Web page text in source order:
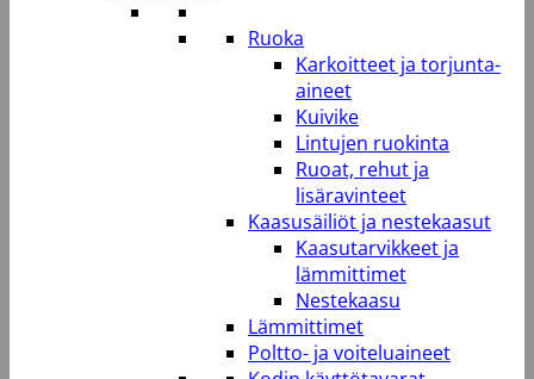
Ruoka
Karkoitteet ja torjunta-
aineet
Kuivike
Lintujen ruokinta
Ruoat, rehut ja
lisäravinteet
Kaasusäiliöt ja nestekaasut
Kaasutarvikkeet ja
lämmittimet
Nestekaasu
Lämmittimet
Poltto- ja voiteluaineet